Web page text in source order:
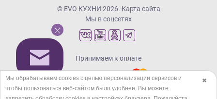
© EVO КУХНИ 2026. Карта сайта
Мы в соцсетях
Принимаем к оплате
Кредиты и рассрочка
✖
Мы обрабатываем cookies с целью персонализации сервисов и
чтобы пользоваться веб-сайтом было удобнее. Вы можете